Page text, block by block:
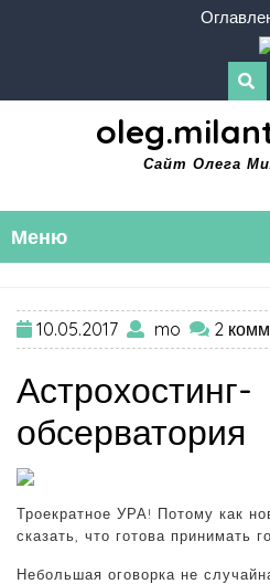
Сайт Олега
Меню
10.05.2017 mo 2
Астрохостинг-
обсерватория
Троекратное УРА! Потому как
сказать, что готова принимать
Небольшая оговорка не